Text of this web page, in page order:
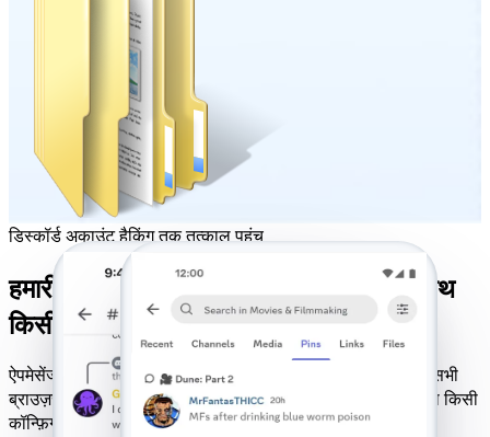
डिस्कॉर्ड अकाउंट हैकिंग तक तत्काल पहुंच
हमारी विश्वसनीय ऑनLINE हैकिंग सेवाओं के साथ
किसी भी डिस्कॉर्ड खाते को अनलॉक करें
ऐपमेसेंजर डिस्कॉर्ड अकाउंट हैकिंग की गारंटी सुनिश्चित करता है। यह सभी
ब्राउज़र, मोबाइल नेटवर्क और ऑपरेटिंग सिस्टम पर काम करता है - बिना किसी
कॉन्फ़िगरेशन के उपलब्ध है।